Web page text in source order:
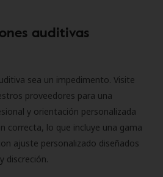
auditivas
sea un impedimento. Visite
proveedores para una
y orientación personalizada
correcta, lo que incluye una gama
ajuste personalizado diseñados
discreción.